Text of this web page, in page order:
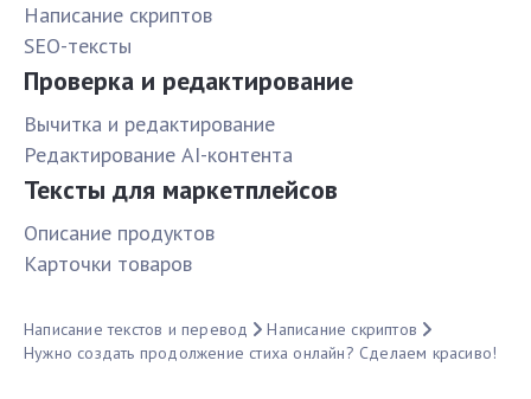
Написание скриптов
SEO-тексты
Проверка и редактирование
Вычитка и редактирование
Редактирование AI-контента
Тексты для маркетплейсов
Описание продуктов
Карточки товаров
Написание текстов и перевод
Написание скриптов
Нужно создать продолжение стиха онлайн? Сделаем красиво!